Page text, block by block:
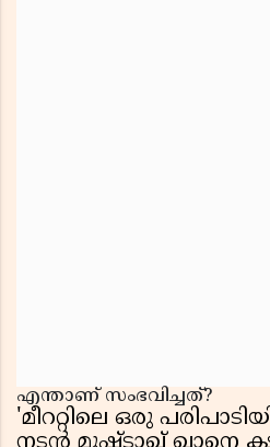
എന്താണ് സംഭവിച്ചത്?
'മീററ്റിലെ ഒരു